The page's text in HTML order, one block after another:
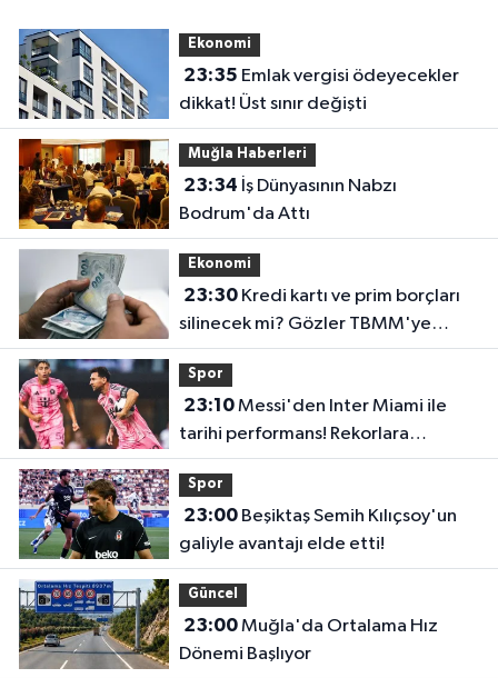
Ekonomi
23:35
dikkat! Üst sınır değişti
Muğla Haberleri
23:34
Bodrum'da Attı
Ekonomi
23:30Kredi kartı ve prim borçları
silinecek mi? Gözler TBMM'ye
çevrildi
Spor
23:10Messi'den Inter Miami ile
tarihi performans! Rekorlara
doymuyor
Spor
23:00Beşiktaş Semih Kılıçsoy'un
galiyle avantajı elde etti!
Güncel
23:00Muğla'da Ortalama Hız
Dönemi Başlıyor